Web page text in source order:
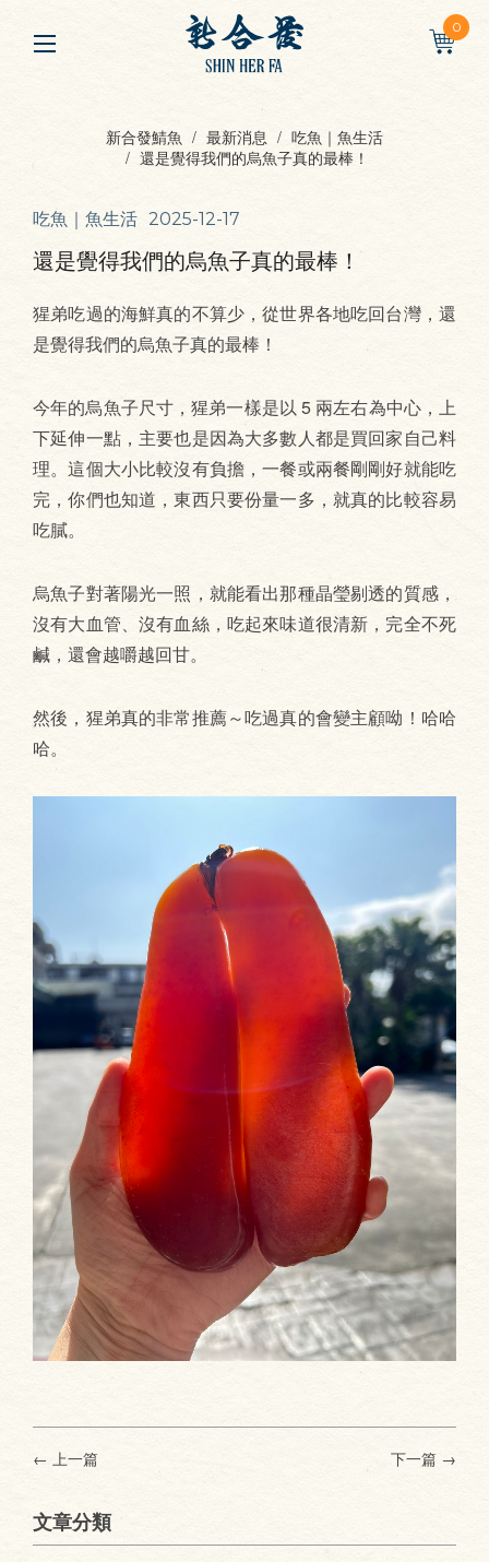
0
新合發鯖魚 最新消息
吃魚｜魚生活
還是覺得我們的烏魚子真的最棒！
吃魚｜魚生活 2025-12-17
還是覺得我們的烏魚子真的最棒！
猩弟吃過的海鮮真的不算少，從世界各地吃回台灣，還
是覺得我們的烏魚子真的最棒！
今年的烏魚子尺寸，猩弟一樣是以 5 兩左右為中心，上
下延伸一點，主要也是因為大多數人都是買回家自己料
理。這個大小比較沒有負擔，一餐或兩餐剛剛好就能吃
完，你們也知道，東西只要份量一多，就真的比較容易
吃膩。
烏魚子對著陽光一照，就能看出那種晶瑩剔透的質感，
沒有大血管、沒有血絲，吃起來味道很清新，完全不死
鹹，還會越嚼越回甘。
然後，猩弟真的非常推薦～吃過真的會變主顧呦！哈哈
哈。
← 上一篇 下一篇 →
文章分類